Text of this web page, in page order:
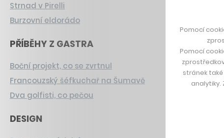
Strnad v Pirelli
Burzovní eldorádo
PŘÍBĚHY Z GASTRA
Boční projekt, co se zvrtnul
Francouzský šéfkuchař na Šumavě
Dva golfisti, co pečou
DESIGN
Pomocí
Pomocí
stránek
analytiky.